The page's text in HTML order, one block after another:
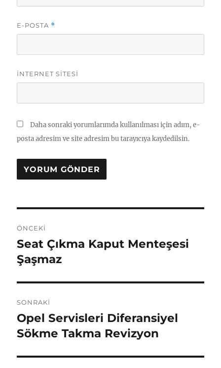
E-POSTA *
İNTERNET SITESI
Daha sonraki yorumlarımda kullanılması için adım, e-
posta adresim ve site adresim bu tarayıcıya kaydedilsin.
gezinmesi
ÖNCEKI
Önceki
yazı:
Seat Çıkma Kaput Menteşesi
Şaşmaz
SONRAKI
Sonraki
yazı:
Opel Servisleri Diferansiyel
Sökme Takma Revizyon